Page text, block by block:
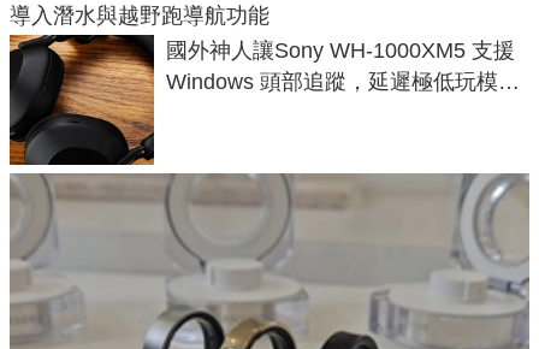
導入潛水與越野跑導航功能
國外神人讓Sony WH-1000XM5 支援
Windows 頭部追蹤，延遲極低玩模擬